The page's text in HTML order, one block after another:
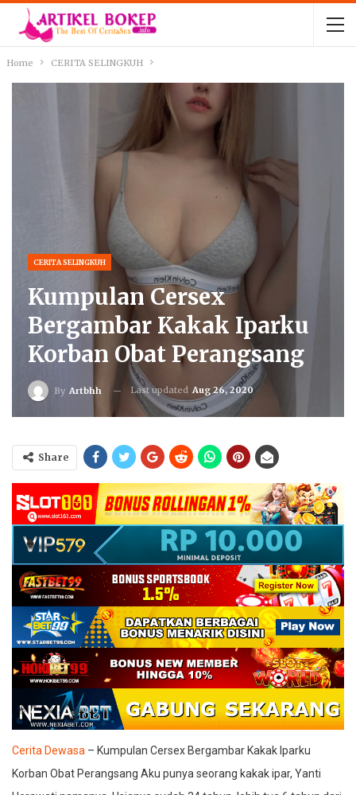
Home CERITA SELINGKUH
CERITA SELINGKUH
Kumpulan Cersex
Bergambar Kakak Iparku
Korban Obat Perangsang
By Artbhh Last updated Aug 26, 2020
Share
Cerita Dewasa – Kumpulan Cersex Bergambar Kakak Iparku
Korban Obat Perangsang Aku punya seorang kakak ipar, Yanti